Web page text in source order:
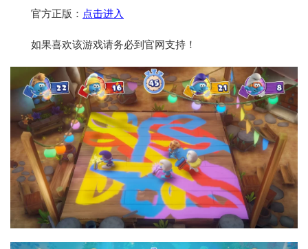
官方正版： 点击进入
如果喜欢该游戏请务必到官网支持！